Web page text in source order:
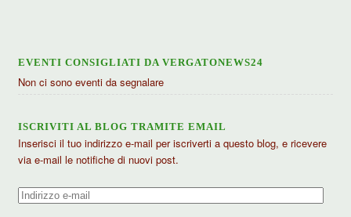
EVENTI CONSIGLIATI DA VERGATONEWS24
Non ci sono eventi da segnalare
ISCRIVITI AL BLOG TRAMITE EMAIL
Inserisci il tuo indirizzo e-mail per iscriverti a questo blog, e ricevere
via e-mail le notifiche di nuovi post.
Indirizzo